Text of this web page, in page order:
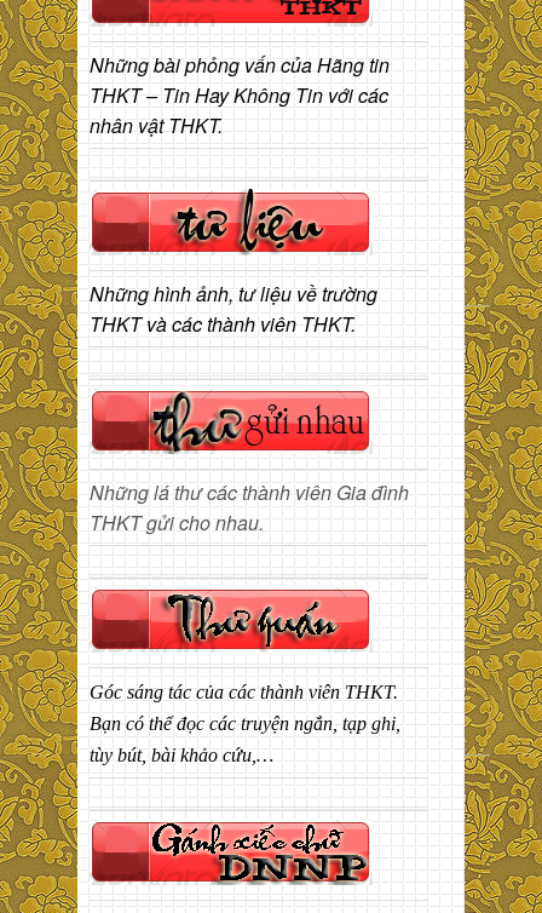
Những bài phỏng vấn của Hãng tin
THKT – Tin Hay Không Tin với các
nhân vật THKT.
Những hình ảnh, tư liệu về trường
THKT và các thành viên THKT.
Những lá thư các thành viên Gia đình
THKT gửi cho nhau.
Góc sáng tác của các thành viên THKT.
Bạn có thể đọc các truyện ngắn, tạp ghi,
tùy bút, bài khảo cứu,…